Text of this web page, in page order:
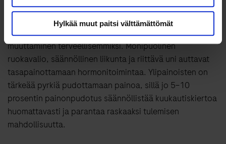
Hylkää muut paitsi välttämättömät
Miten oireyhtymää hoidetaan?
Tärkein PCOS:n hoitomuoto on elämäntapojen
muuttaminen terveellisemmiksi. Monipuolinen
ruokavalio, säännöllinen liikunta ja riittävä uni auttavat
tasapainottamaan hormonitoimintaa. Ylipainoisten on
tärkeää pyrkiä pudottamaan painoa, sillä jo 5–10
prosentin painonpudotus säännöllistää kuukautiskiertoa
huomattavasti ja parantaa raskaaksi tulemisen
mahdollisuutta.